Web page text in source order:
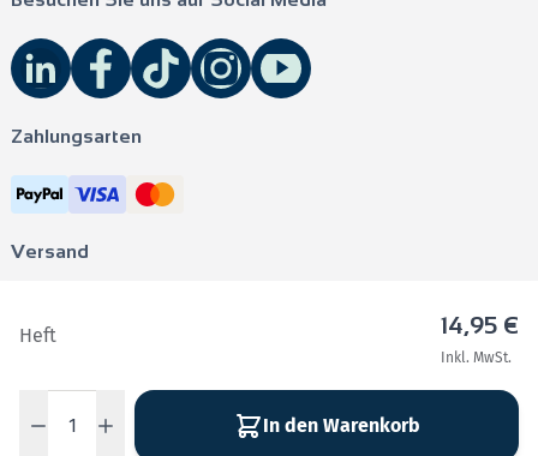
Heft 14,95 €
Inkl. MwSt.
In den Warenkorb
Zahlungsarten
Versand
Impressum •Datenschutz•Barrierefreiheit
Cookie Präferenzen
Copyright © 2026 Stark Verlag GmbH Alle Rechte vorbehalten.